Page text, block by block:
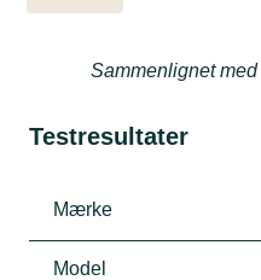
Sammenlignet med
Testresultater
Mærke
Model